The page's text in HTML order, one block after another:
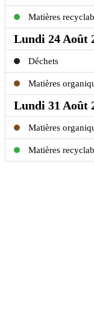
Matières
Lundi 24 Août
Déchets
Matières
Lundi 31 Août
Matières
Matières